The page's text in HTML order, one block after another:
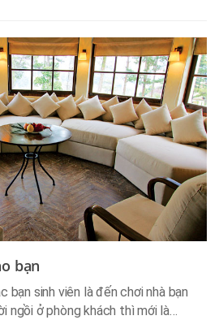
bạn
bạn sinh viên là đến chơi nhà bạn
ngồi ở phòng khách thì mới là…